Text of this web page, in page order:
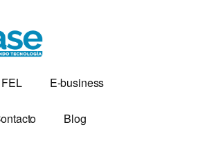
FEL E-business
Blog